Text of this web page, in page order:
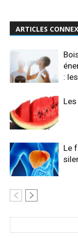
ARTICLES
:
Le